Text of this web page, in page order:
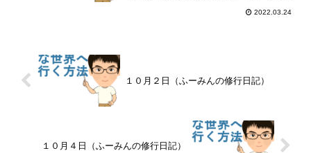
2022.03.24
１０月２日（ふーみんの修行日記）
１０月４日（ふーみんの修行日記）